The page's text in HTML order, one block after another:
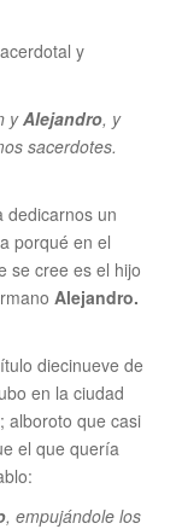
y
yAlejandro, y
sacerdotes.
dedicarnos un
porqué en el
se cree es el hijo
Alejandro.
diecinueve de
en la ciudad
alboroto que casi
el que quería
, empujándole los